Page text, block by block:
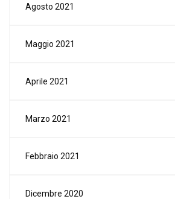
Agosto 2021
Maggio 2021
Aprile 2021
Marzo 2021
Febbraio 2021
Dicembre 2020